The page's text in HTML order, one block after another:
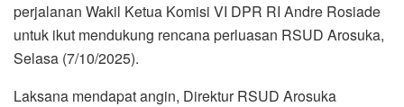
perjalanan Wakil Ketua Komisi VI DPR RI Andre Rosiade
untuk ikut mendukung rencana perluasan RSUD Arosuka,
Selasa (7/10/2025).
Laksana mendapat angin, Direktur RSUD Arosuka